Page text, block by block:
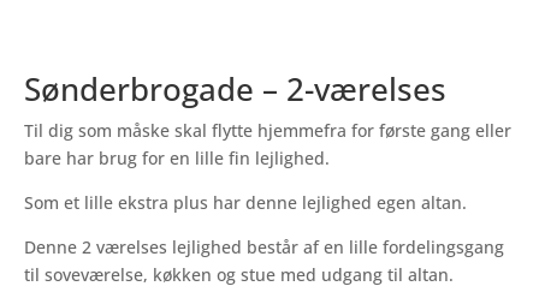
Sønderbrogade – 2-værelses
Til dig som måske skal flytte hjemmefra for første gang eller
bare har brug for en lille fin lejlighed.
Som et lille ekstra plus har denne lejlighed egen altan.
Denne 2 værelses lejlighed består af en lille fordelingsgang
til soveværelse, køkken og stue med udgang til altan.